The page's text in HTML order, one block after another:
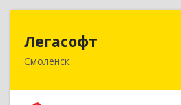
Легасофт
Смоленск214018, Смоленская